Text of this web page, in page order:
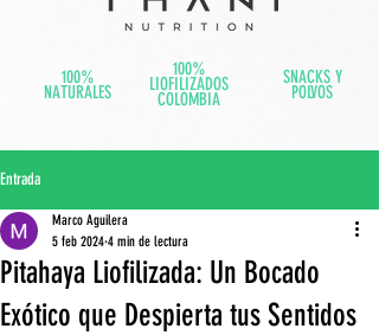
100%
LIOFILIZADOS
COLOMBIA
100%
NATURALES
SNACKS Y
POLVOS
Entrada
Pitahaya Liofilizada: Un Bocado
Exótico que Despierta tus Sentidos
Marco Aguilera
5 feb 2024 4 min de lectura